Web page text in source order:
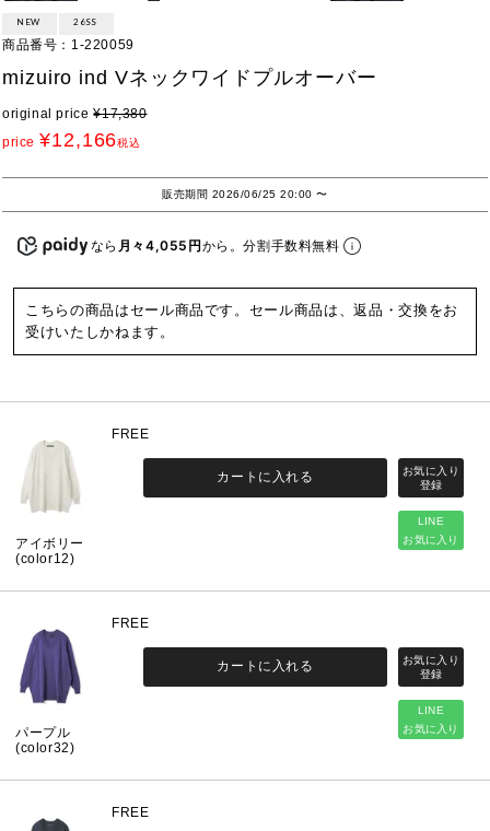
NEW 26SS
商品番号 1-220059
mizuiro ind Vネックワイドプルオーバー
original price ¥17,380
price ¥12,166税込
販売期間 2026/06/25 20:00〜
なら 月々4,055円から。分割手数料無料
こちらの商品はセール商品です。セール商品は、返品・交換をお
受けいたしかねます。
アイボリー
(color12)
FREE
LINE
お気に入り
カートに入れる
パープル
(color32)
FREE
LINE
お気に入り
カートに入れる
FREE